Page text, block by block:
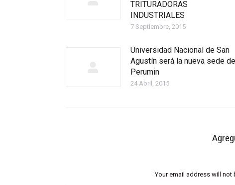
TRITURADORAS
INDUSTRIALES
7 Septiembre, 2015
Universidad Nacional de San
Agustín será la nueva sede de
Perumin
24 Abril, 2015
Your email address will